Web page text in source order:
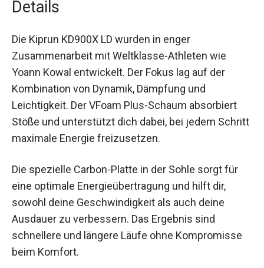
Zusammenarbeit mit Weltklasse-Athleten wie
Yoann Kowal entwickelt. Der Fokus lag auf der
Kombination von Dynamik, Dämpfung und
Leichtigkeit. Der VFoam Plus-Schaum absorbiert
Stöße und unterstützt dich dabei, bei jedem
Schritt maximale Energie freizusetzen.
eine optimale Energieübertragung und hilft dir,
sowohl deine Geschwindigkeit als auch deine
Ausdauer zu verbessern. Das Ergebnis sind
schnellere und längere Läufe ohne Kompromisse
beim Komfort.